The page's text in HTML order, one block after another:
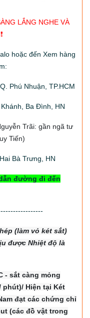
LẮNG NGHE VÀ
hoặc đến Xem hàng
Phú Nhuận, TP.HCM
Ba Đình, HN
Trãi: gần ngã tư
Tiến)
Bà Trưng, HN
đường đi đến
(làm vỏ két sắt)
được Nhiệt độ là
- sắt càng mỏng
Hiện tại Két
đạt các chứng chỉ
(các đồ vật trong